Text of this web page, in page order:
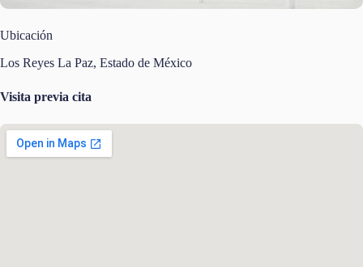
Ubicación
Los Reyes La Paz, Estado de México
Visita previa cita